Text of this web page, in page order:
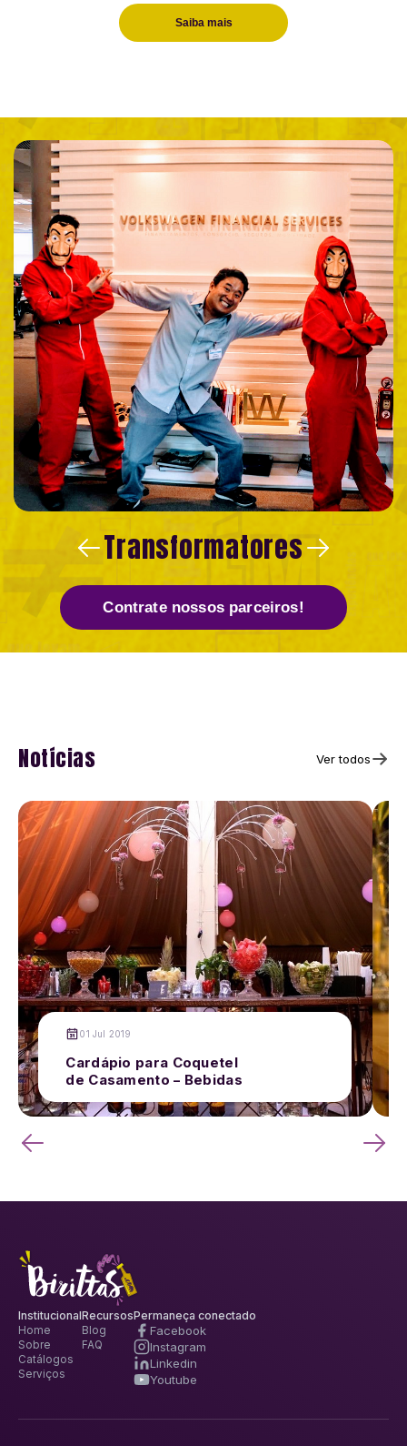
Saiba mais
Transformatores
Contrate nossos parceiros!
Notícias Ver todos
01 Jul 2019
Cardápio para Coquetel
de Casamento – Bebidas
Institucional
Home
Sobre
Catálogos
Serviços
Recursos
Blog
FAQ
Permaneça conectado
Facebook
Instagram
Linkedin
Youtube